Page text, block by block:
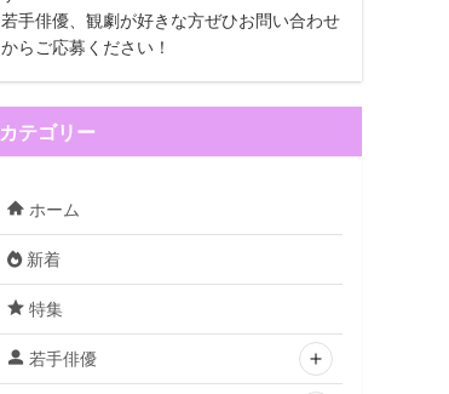
若手俳優、観劇が好きな方ぜひお問い合わせ
からご応募ください！
カテゴリー
ホーム
新着
特集
若手俳優